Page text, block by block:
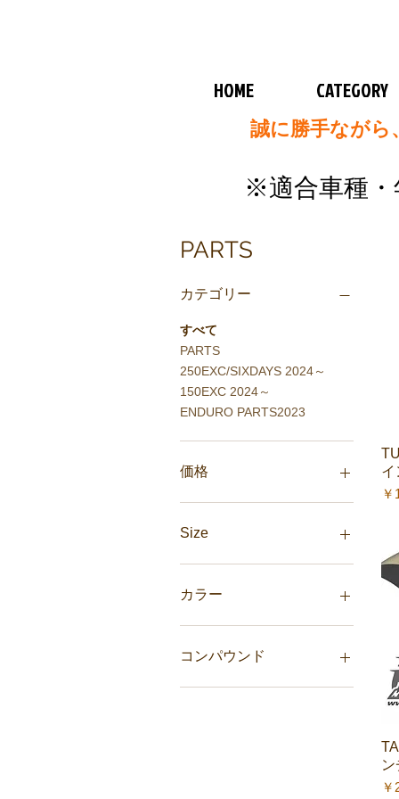
HOME CATEGORY
誠に勝手ながら
​※適合車種
PARTS
カテゴリー
すべて
PARTS
250EXC/SIXDAYS 2024～
150EXC 2024～
ENDURO PARTS2023
価格
￥1,630
Size
13T
50T
カラー
オレンジ
ブラック
コンパウンド
HARD
イ
価
ン
価